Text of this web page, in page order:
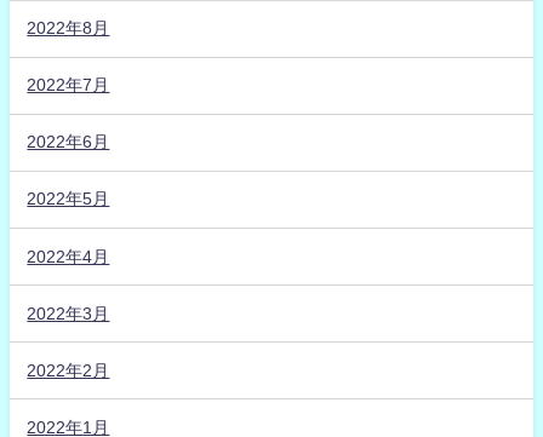
2022年8月
2022年7月
2022年6月
2022年5月
2022年4月
2022年3月
2022年2月
2022年1月